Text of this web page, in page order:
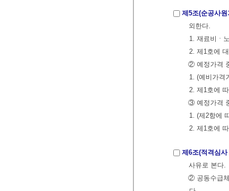
제5조(순공사
외한다.
1. 재료비ㆍ
2. 제1호에
② 예정가격
1. (예비가격
2. 제1호에
③ 예정가격
1. (제2항에
2. 제1호에
제6조(적격심
사유로 본다.
② 공동수급